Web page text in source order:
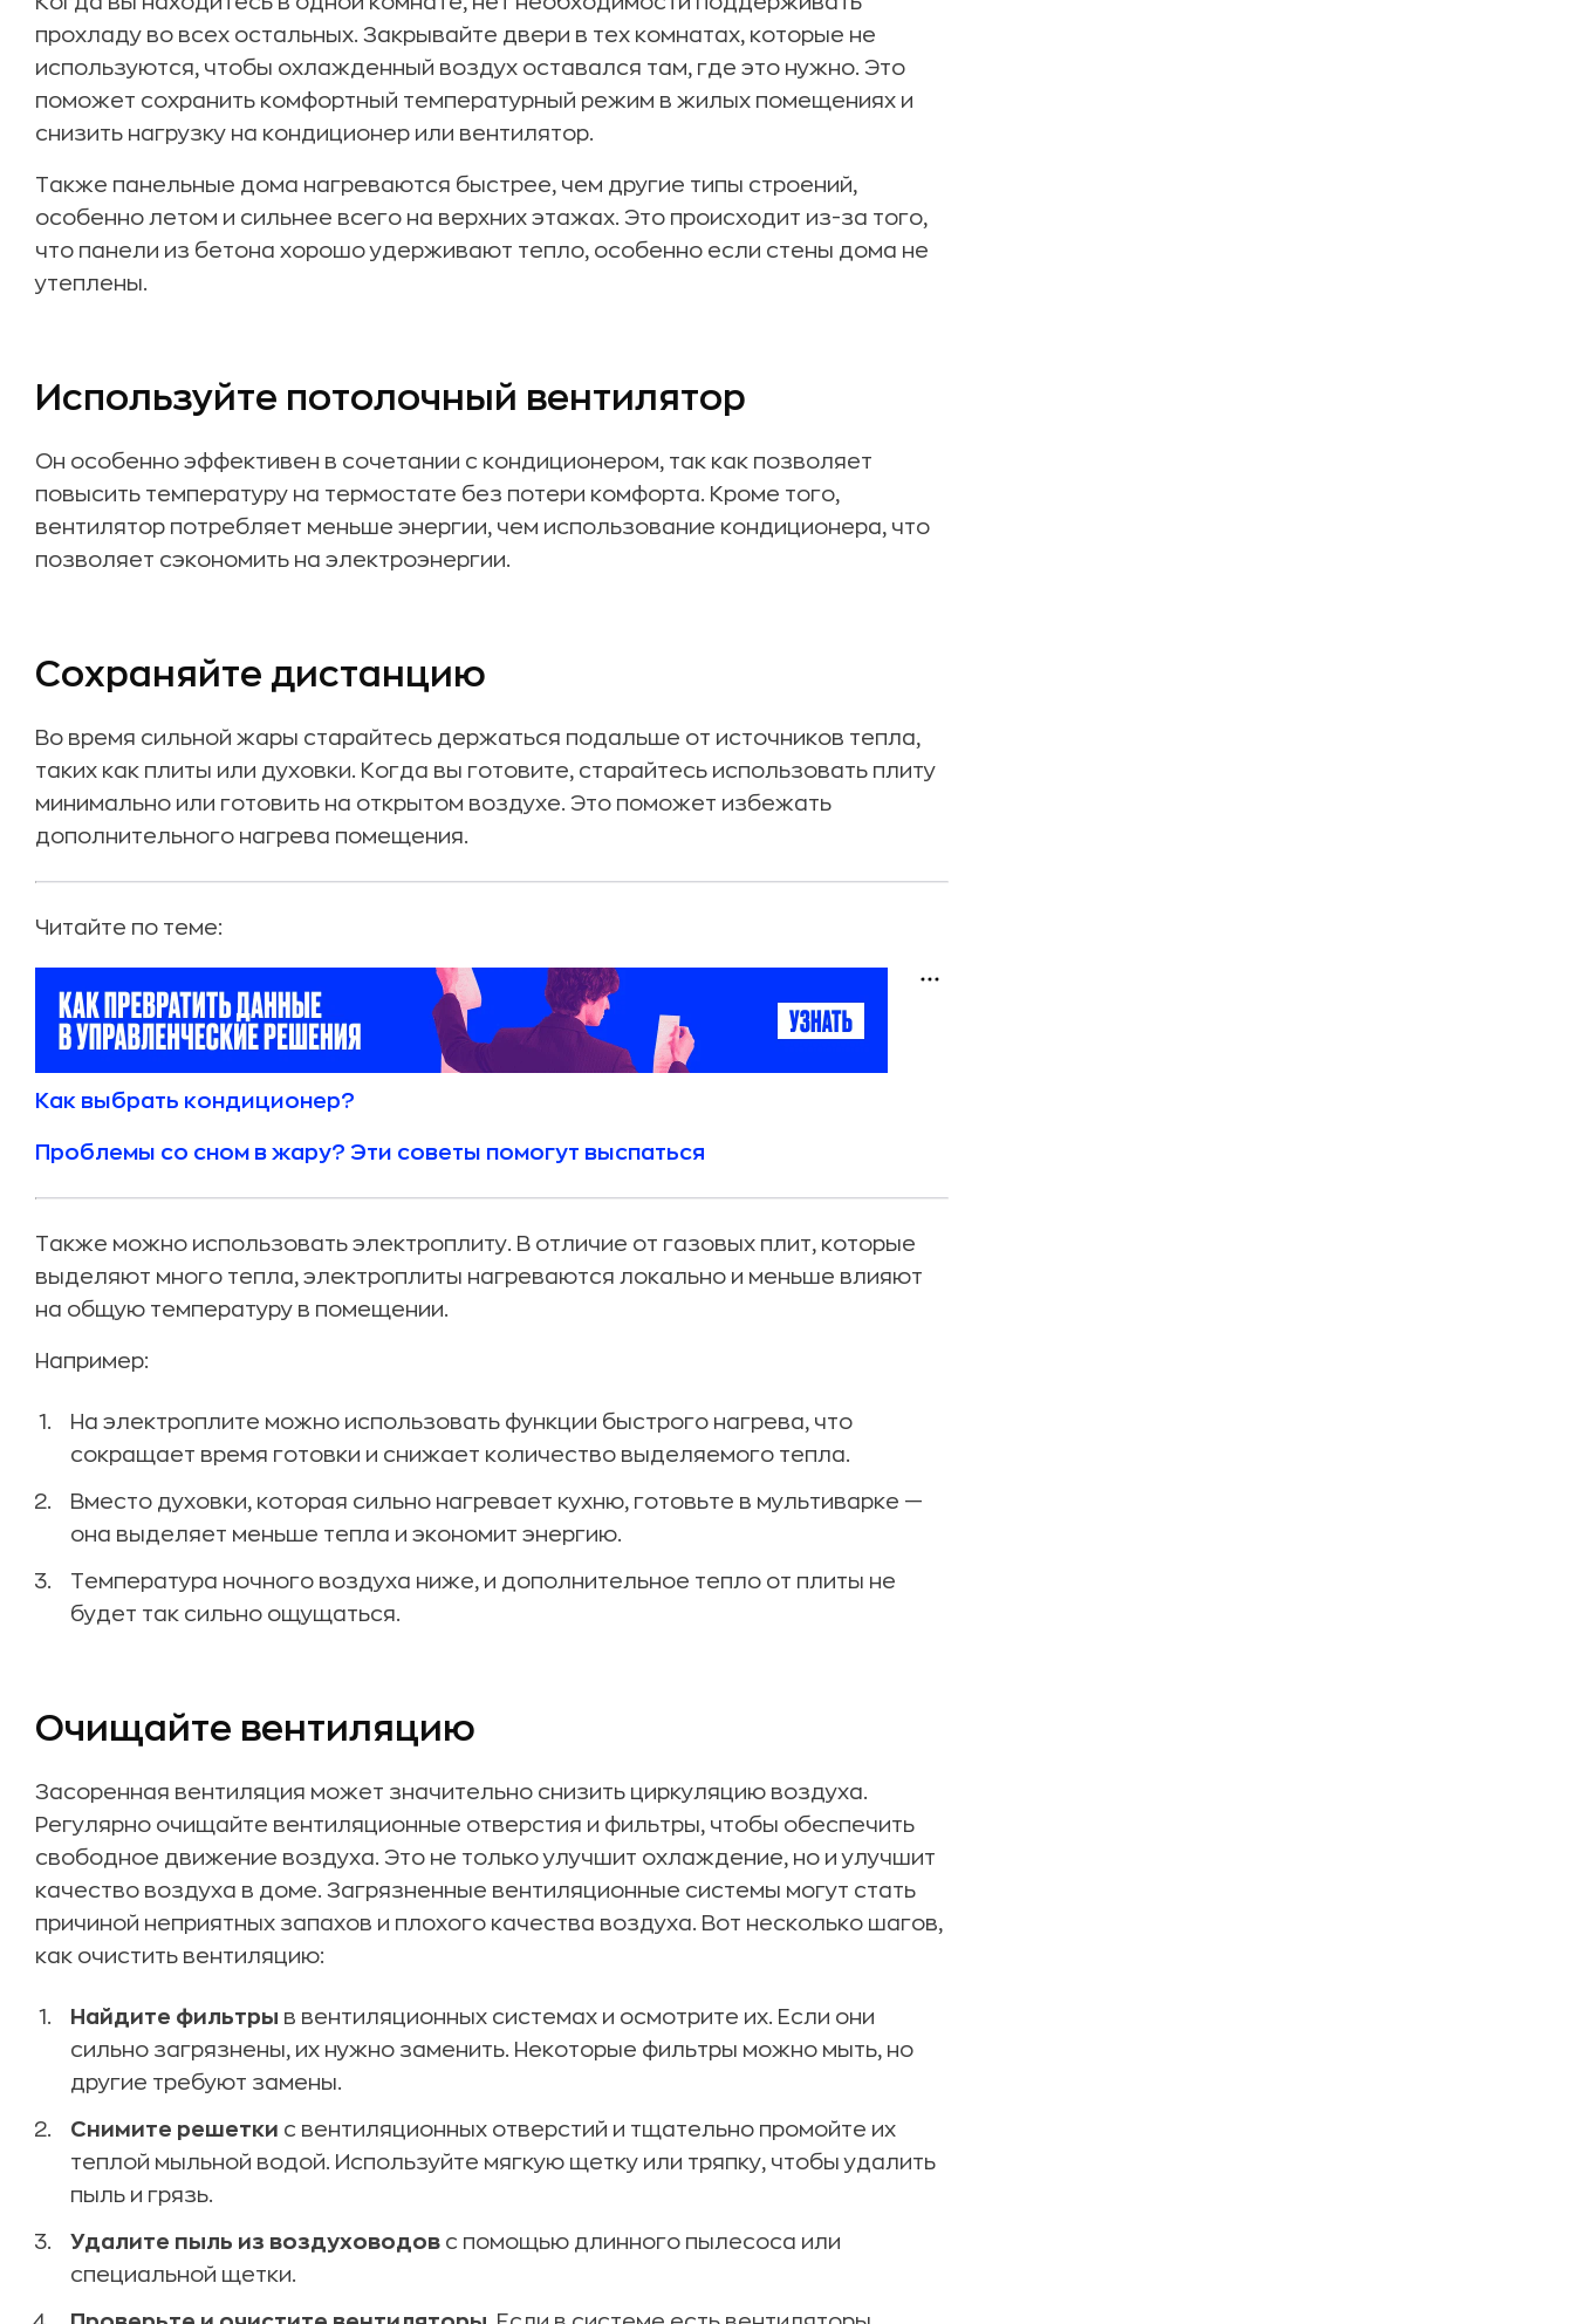
Готовьте по утрам или на открытом воздухе
Избегайте повышенной влажности
Используйте прохладный матрас
Регулирование оконных штор и жалюзи
Расположите лед перед вентилятором
Носите свободную одежду
Создание сквозняка для улучшения вентиляции
Систематическое увлажнение квартиры или комнаты
Убрать ковры
Заменить лампочки
прохладу во всех остальных. Закрывайте двери в тех комнатах, которые не
используются, чтобы охлажденный воздух оставался там, где это нужно. Это
поможет сохранить комфортный температурный режим в жилых помещениях и
снизить нагрузку на кондиционер или вентилятор.
Также панельные дома нагреваются быстрее, чем другие типы строений,
особенно летом и сильнее всего на верхних этажах. Это происходит из-за того,
что панели из бетона хорошо удерживают тепло, особенно если стены дома не
утеплены.
Используйте потолочный вентилятор
Он особенно эффективен в сочетании с кондиционером, так как позволяет
повысить температуру на термостате без потери комфорта. Кроме того,
вентилятор потребляет меньше энергии, чем использование кондиционера, что
позволяет сэкономить на электроэнергии.
Сохраняйте дистанцию
Во время сильной жары старайтесь держаться подальше от источников тепла,
таких как плиты или духовки. Когда вы готовите, старайтесь использовать плиту
минимально или готовить на открытом воздухе. Это поможет избежать
дополнительного нагрева помещения.
Читайте по теме:
Как выбрать кондиционер?
Проблемы со сном в жару? Эти советы помогут выспаться
Также можно использовать электроплиту. В отличие от газовых плит, которые
выделяют много тепла, электроплиты нагреваются локально и меньше влияют
на общую температуру в помещении.
Например:
На электроплите можно использовать функции быстрого нагрева, что
сокращает время готовки и снижает количество выделяемого тепла.
Вместо духовки, которая сильно нагревает кухню, готовьте в мультиварке —
она выделяет меньше тепла и экономит энергию.
Температура ночного воздуха ниже, и дополнительное тепло от плиты не
будет так сильно ощущаться.
Очищайте вентиляцию
Засоренная вентиляция может значительно снизить циркуляцию воздуха.
Регулярно очищайте вентиляционные отверстия и фильтры, чтобы обеспечить
свободное движение воздуха. Это не только улучшит охлаждение, но и улучшит
качество воздуха в доме. Загрязненные вентиляционные системы могут стать
причиной неприятных запахов и плохого качества воздуха. Вот несколько шагов,
как очистить вентиляцию:
Найдите фильтры в вентиляционных системах и осмотрите их. Если они
сильно загрязнены, их нужно заменить. Некоторые фильтры можно мыть, но
другие требуют замены.
Снимите решетки с вентиляционных отверстий и тщательно промойте их
теплой мыльной водой. Используйте мягкую щетку или тряпку, чтобы удалить
пыль и грязь.
Удалите пыль из воздуховодов с помощью длинного пылесоса или
специальной щетки.